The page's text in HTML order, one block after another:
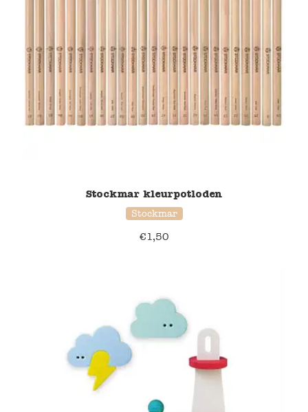
Stockmar kleurpotloden
Stockmar
€1,50